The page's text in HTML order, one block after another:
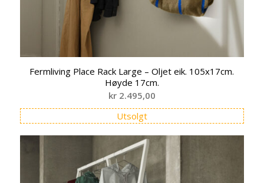
Fermliving Place Rack Large – Oljet eik. 105x17cm.
Høyde 17cm.
kr2.495,00
Utsolgt